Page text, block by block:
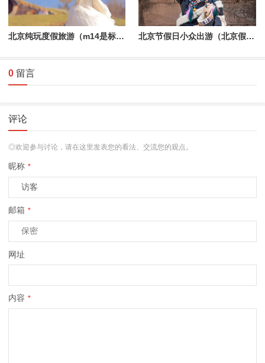
北京纯玩度假旅游（m14是标准件螺栓吗） 北京节假日小众出游（北京假期旅游攻略）
0 留言
评论
◎欢迎参与讨论，请在这里发表您的看法、交流您的观点。
昵称 *
邮箱 *
网址
内容 *